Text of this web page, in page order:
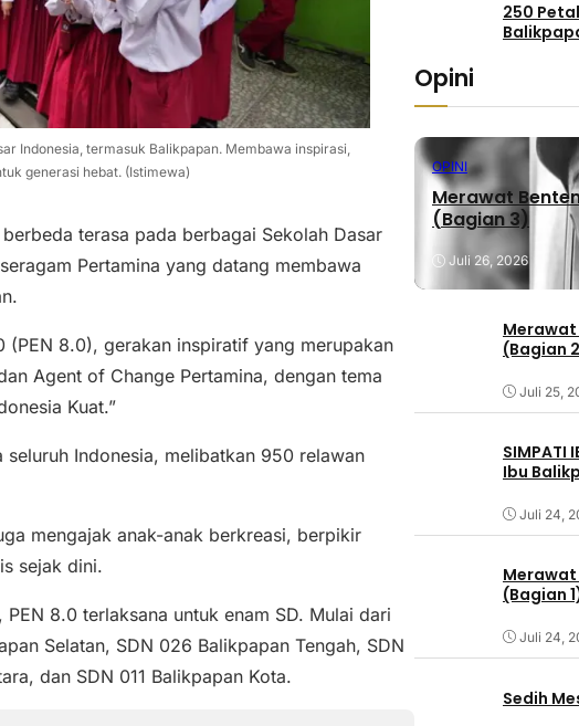
Indonesia, termasuk Balikpapan. Membawa inspirasi,
generasi hebat. (Istimewa)
berbeda terasa pada berbagai Sekolah Dasar
Pertamina yang datang membawa
(PEN 8.0), gerakan inspiratif yang merupakan
Agent of Change Pertamina, dengan tema
Kuat.”
Indonesia, melibatkan 950 relawan
mengajak anak-anak berkreasi, berpikir
sejak dini.
8.0 terlaksana untuk enam SD. Mulai dari
Selatan, SDN 026 Balikpapan Tengah, SDN
dan SDN 011 Balikpapan Kota.
250
Opini
OPINI
Merawat
(Bagian 3)
Juli 26, 2026
Merawat
(Bagian
Juli 25,
SIMPATI
Ibu
Juli 24,
Merawat
(Bagian
Juli 24,
Sedih